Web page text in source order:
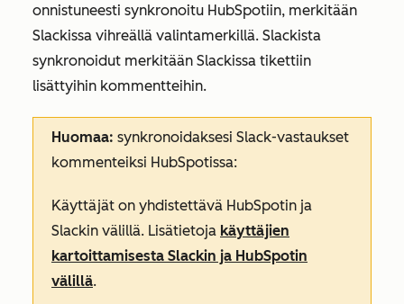
onnistuneesti synkronoitu HubSpotiin, merkitään
Slackissa vihreällä valintamerkillä. Slackista
synkronoidut merkitään Slackissa tikettiin
lisättyihin kommentteihin.
Huomaa: synkronoidaksesi Slack-vastaukset
kommenteiksi HubSpotissa:
Käyttäjät on yhdistettävä HubSpotin ja
Slackin välillä. Lisätietoja käyttäjien
kartoittamisesta Slackin ja HubSpotin
välillä.